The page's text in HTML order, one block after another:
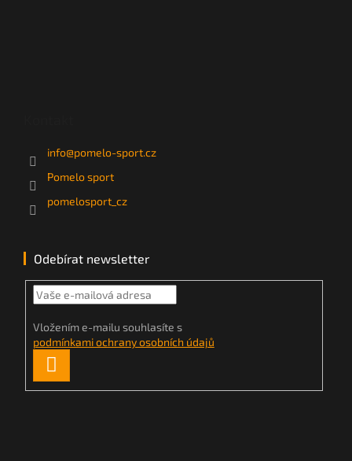
info@pomelo-sport.cz
Pomelo sport
pomelosport_cz
Odebírat newsletter
Vložením e-mailu souhlasíte s
podmínkami ochrany osobních údajů
SE